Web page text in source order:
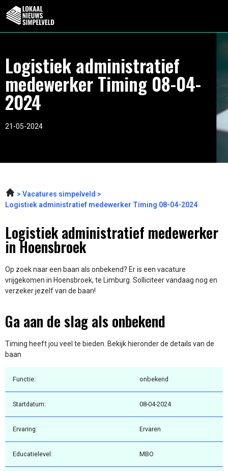
Logistiek administratief
medewerker Timing 08-04-
2024
21-05-2024
Vacatures simpelveld
Logistiek administratief medewerker Timing 08-04-2024
Logistiek administratief medewerker
in Hoensbroek
Op zoek naar een baan als onbekend? Er is een vacature
vrijgekomen in Hoensbroek, te Limburg. Solliciteer vandaag nog en
verzeker jezelf van de baan!
Ga aan de slag als onbekend
Timing heeft jou veel te bieden. Bekijk hieronder de details van de
baan
Functie: onbekend
Startdatum: 08-04-2024
Ervaring: Ervaren
Educatielevel: MBO